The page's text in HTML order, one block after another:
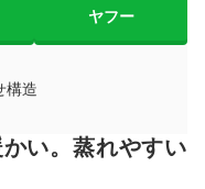
ヤフー
構造
い。蒸れやすい